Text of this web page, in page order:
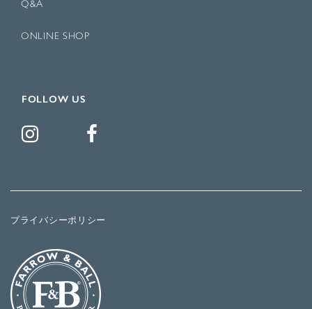
Q&A
ONLINE SHOP
FOLLOW US
プライバシーポリシー